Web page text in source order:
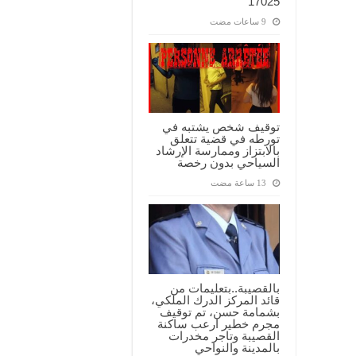
توقيف شخص يشتبه في
تورطه في قضية تتعلق
بالابتزاز وممارسة الإرشاد
السياحي بدون رخصة
بالقصيبة..بتعليمات من
قائد المركز الدرك الملكي،
بشمامة حسن، تم توقيف
مجرم خطير ارعب ساكنة
القصيبة وتاجر مخدرات
بالمدينة والنواحي